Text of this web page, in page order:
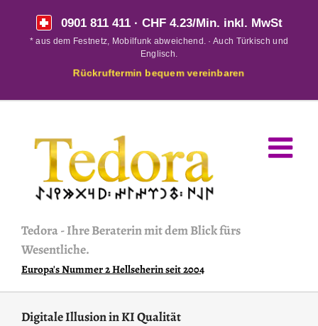
0901 811 411· CHF 4.23/Min. inkl. MwSt
* aus dem Festnetz, Mobilfunk abweichend. · Auch Türkisch und
Englisch.
Rückruftermin bequem vereinbaren
Tedora-Ihre Beraterin mit dem Blick fürs
Wesentliche.
Europa's Nummer 2 Hellseherin seit 2004
Digitale Illusion in KI Qualität